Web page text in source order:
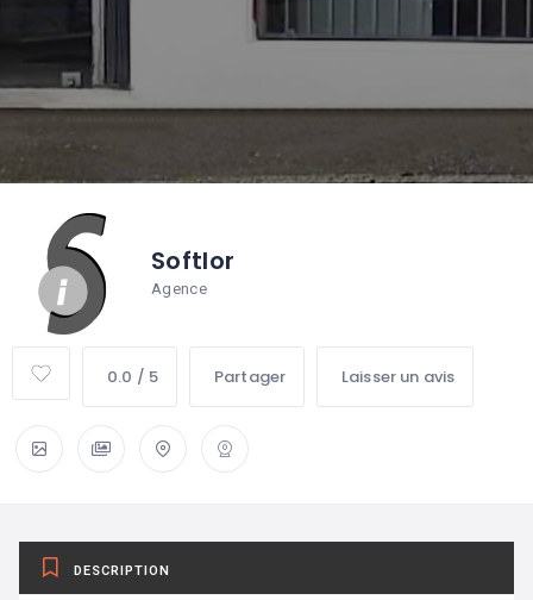
Softlor
Agence
0.0 / 5 Partager Laisser un avis
DESCRIPTION